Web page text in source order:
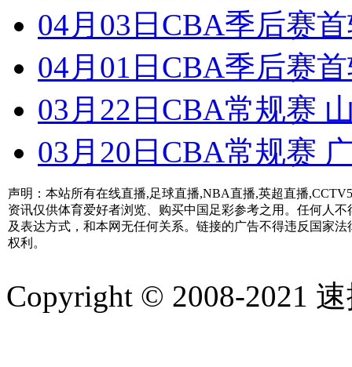
04月03日CBA季后赛
04月01日CBA季后赛
03月22日CBA常规赛
03月20日CBA常规赛
声明：本站所有在线直播,足球直播,NBA直播,英超直播
资讯仅供体育爱好者浏览、购买中国足彩参考之用。任何人
及表达方式，和本网无任何关系。链接的广告不得违反国家
权利。
Copyright © 2008-2021